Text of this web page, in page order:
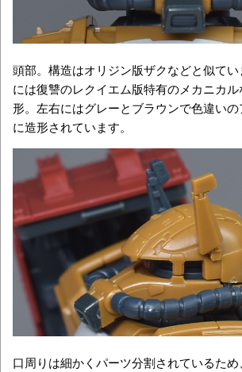
頭部。構造はオリジン版ザクなどと似て
には復讐のレクイエム版特有のメカニカ
形。左右にはグレーとブラウンで色違い
に造形されています。
口周りは細かくパーツ分割されているた